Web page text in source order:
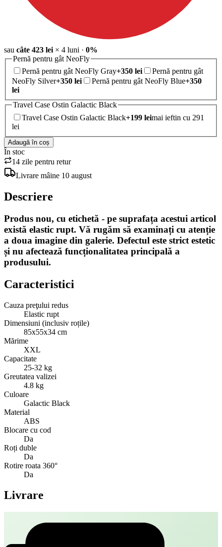
sau câte 423 lei × 4 luni · 0%
Pernă pentru gât NeoFly
Pernă pentru gât NeoFly Gray+350 lei
Pernă pentru gât
NeoFly Silver+350 lei Pernă pentru gât NeoFly Blue+350
lei
Travel Case Ostin Galactic Black
Travel Case Ostin Galactic Black+199 leimai ieftin cu 291
lei
Adaugă în coș
În stoc
14 zile pentru retur
Livrare mâine 10 august
Descriere
Produs nou, cu etichetă - pe suprafața acestui articol
există elastic rupt. Vă rugăm să examinați cu atenție
a doua imagine din galerie. Defectul este strict estetic
și nu afectează funcționalitatea principală a
produsului.
Caracteristici
Cauza preţului redus
Elastic rupt
Dimensiuni (inclusiv roțile)
85x55x34 cm
Mărime
XXL
Capacitate
25-32 kg
Greutatea valizei
4.8 kg
Culoare
Galactic Black
Material
ABS
Blocare cu cod
Da
Roți duble
Da
Rotire roata 360°
Da
Livrare